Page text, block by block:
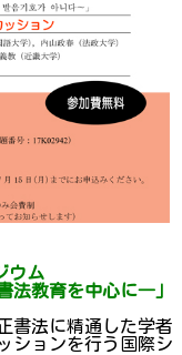
ウム
法教育を中心に―」
書法に精通した学者
ションを行う国際シ